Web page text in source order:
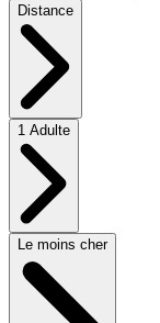
Distance
1 Adulte
Le moins cher